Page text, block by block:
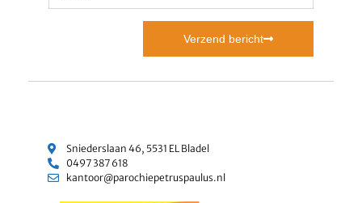
Verzend bericht
Sniederslaan 46, 5531 EL Bladel
0497 387 618
kantoor@parochiepetruspaulus.nl